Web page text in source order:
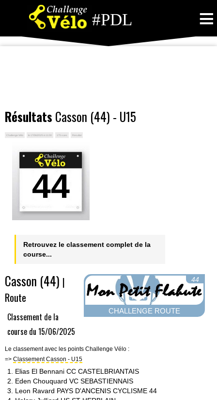
#PDL ≡
Résultats Casson (44) - U15
Challenge Vélo le 17/06/2025 à 11:00 175 vues Resultat
44
Retrouvez le classement complet de la
course...
44
CHALLENGE ROUTE
Casson (44) |
Route
Classement de la
course du 15/06/2025
Le classement avec les points Challenge Vélo :
=> Classement Casson - U15
1. Elias El Bennani CC CASTELBRIANTAIS
2. Eden Chouquard VC SEBASTIENNAIS
3. Leon Ravard PAYS D'ANCENIS CYCLISME 44